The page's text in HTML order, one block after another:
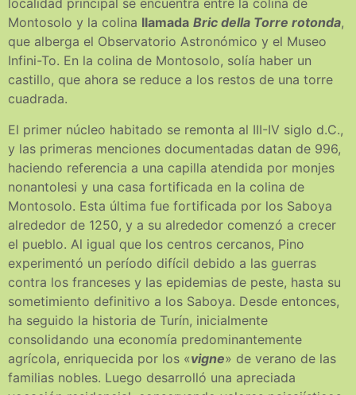
localidad principal se encuentra entre la colina de
Montosolo y la colina llamada Bric della Torre rotonda,
que alberga el Observatorio Astronómico y el Museo
Infini-To. En la colina de Montosolo, solía haber un
castillo, que ahora se reduce a los restos de una torre
cuadrada.
El primer núcleo habitado se remonta al III-IV siglo d.C.,
y las primeras menciones documentadas datan de 996,
haciendo referencia a una capilla atendida por monjes
nonantolesi y una casa fortificada en la colina de
Montosolo. Esta última fue fortificada por los Saboya
alrededor de 1250, y a su alrededor comenzó a crecer
el pueblo. Al igual que los centros cercanos, Pino
experimentó un período difícil debido a las guerras
contra los franceses y las epidemias de peste, hasta su
sometimiento definitivo a los Saboya. Desde entonces,
ha seguido la historia de Turín, inicialmente
consolidando una economía predominantemente
agrícola, enriquecida por los «vigne» de verano de las
familias nobles. Luego desarrolló una apreciada